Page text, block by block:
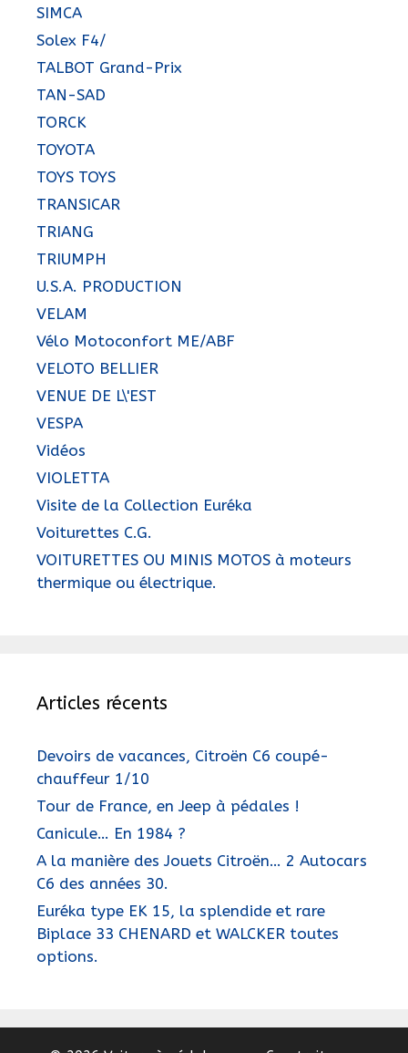
SIMCA
Solex F4/
TALBOT Grand-Prix
TAN-SAD
TORCK
TOYOTA
TOYS TOYS
TRANSICAR
TRIANG
TRIUMPH
U.S.A. PRODUCTION
VELAM
Vélo Motoconfort ME/ABF
VELOTO BELLIER
VENUE DE L\'EST
VESPA
Vidéos
VIOLETTA
Visite de la Collection Euréka
Voiturettes C.G.
VOITURETTES OU MINIS MOTOS à moteurs
thermique ou électrique.
Articles récents
Devoirs de vacances, Citroën C6 coupé-
chauffeur 1/10
Tour de France, en Jeep à pédales !
Canicule… En 1984 ?
A la manière des Jouets Citroën… 2 Autocars
C6 des années 30.
Euréka type EK 15, la splendide et rare
Biplace 33 CHENARD et WALCKER toutes
options.